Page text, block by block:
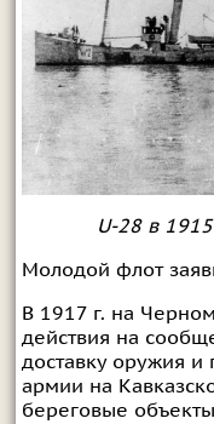
U-28 в
Молодой флот
В 1917 г. на
действия на
доставку оружия и
армии на
береговые